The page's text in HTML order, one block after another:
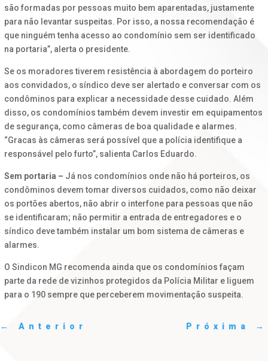
são formadas por pessoas muito bem aparentadas, justamente
para não levantar suspeitas. Por isso, a nossa recomendação é
que ninguém tenha acesso ao condomínio sem ser identificado
na portaria”, alerta o presidente.
Se os moradores tiverem resistência à abordagem do porteiro
aos convidados, o síndico deve ser alertado e conversar com os
condôminos para explicar a necessidade desse cuidado. Além
disso, os condomínios também devem investir em equipamentos
de segurança, como câmeras de boa qualidade e alarmes.
“Gracas às câmeras será possível que a polícia identifique a
responsável pelo furto”, salienta Carlos Eduardo.
Sem portaria – Já nos condomínios onde não há porteiros, os
condôminos devem tomar diversos cuidados, como não deixar
os portões abertos, não abrir o interfone para pessoas que não
se identificaram; não permitir a entrada de entregadores e o
síndico deve também instalar um bom sistema de câmeras e
alarmes.
O Sindicon MG recomenda ainda que os condomínios façam
parte da rede de vizinhos protegidos da Polícia Militar e liguem
para o 190 sempre que perceberem movimentação suspeita.
← Anterior Próxima →